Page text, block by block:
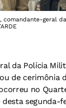
comandante-geral
da Polícia
de cerimônia
no
segunda-